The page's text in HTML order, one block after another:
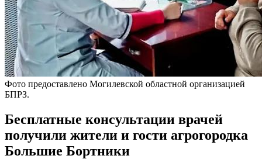
Фото предоставлено Могилевской областной организацией
БПРЗ.
Бесплатные консультации врачей
получили жители и гости агрогородка
Большие Бортники